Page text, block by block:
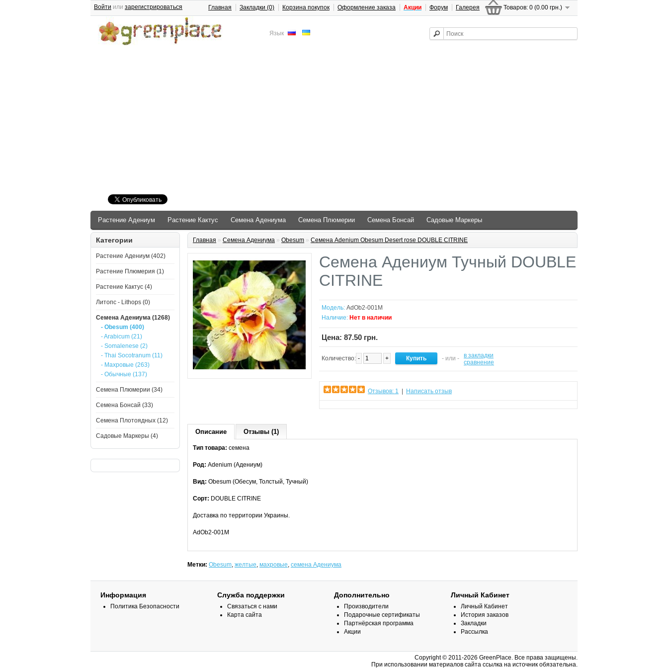
Язык
Товаров: 0 (0.00 грн.)
Войти или зарегистрироваться Главная Закладки (0) Корзина покупок Оформление заказа Акции Форум Галерея
Растение Адениум Растение Кактус Семена Адениума Семена Плюмерии Семена Бонсай Садовые Маркеры
Категории
Растение Адениум (402)
Растение Плюмерия (1)
Растение Кактус (4)
Литопс - Lithops (0)
Семена Адениума (1268)
- Obesum (400)
- Arabicum (21)
- Somalenese (2)
- Thai Socotranum (11)
- Махровые (263)
- Обычные (137)
Семена Плюмерии (34)
Семена Бонсай (33)
Семена Плотоядных (12)
Садовые Маркеры (4)
Главная » Семена Адениума » Obesum » Семена Adenium Obesum Desert rose DOUBLE CITRINE
Семена Адениум Тучный DOUBLE
CITRINE
Модель: AdOb2-001M
Наличие: Нет в наличии
Цена: 87.50 грн.
Количество: - + - или -
в закладки
сравнение
Отзывов: 1 Написать отзыв
Описание Отзывы (1)
Тип товара: семена
Род: Adenium (Адениум)
Вид: Obesum (Обесум, Толстый, Тучный)
Сорт: DOUBLE CITRINE
Доставка по территории Украины.
AdOb2-001M
Метки: Obesum, желтые, махровые, семена Адениума
Информация
Политика Безопасности
Служба поддержки
Связаться с нами
Карта сайта
Дополнительно
Производители
Подарочные сертификаты
Партнёрская программа
Акции
Личный Кабинет
Личный Кабинет
История заказов
Закладки
Рассылка
Copyright © 2011-2026 GreenPlace. Все права защищены.
При использовании материалов сайта ссылка на источник обязательна.